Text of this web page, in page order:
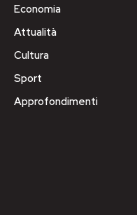
Economia
Attualità
Cultura
Sport
Approfondimenti